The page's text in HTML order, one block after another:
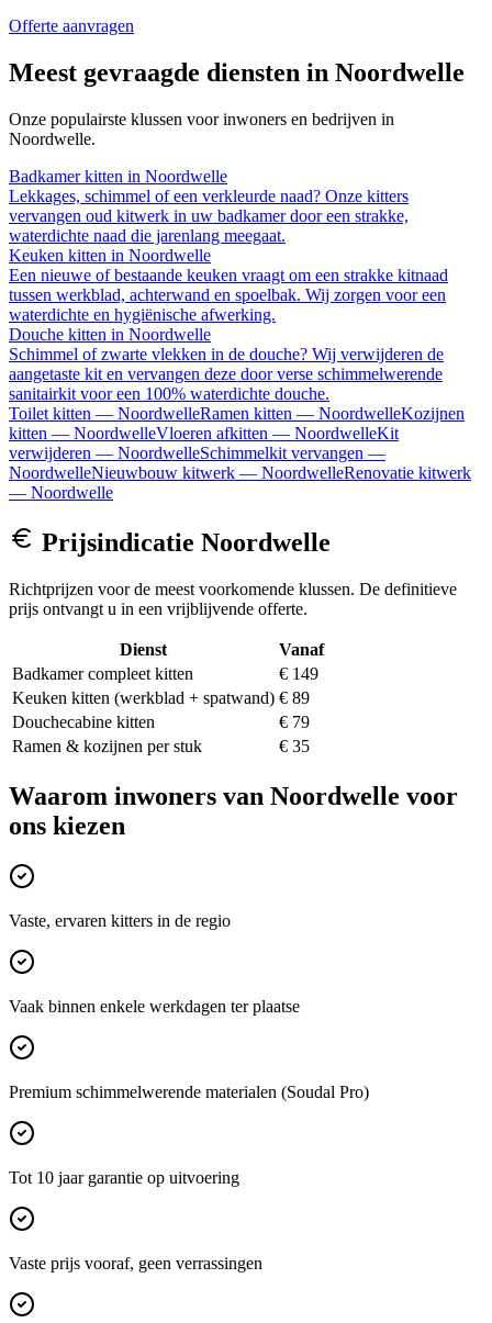
Offerte aanvragen
Meest gevraagde diensten in Noordwelle
Onze populairste klussen voor inwoners en bedrijven in
Noordwelle.
Badkamer kitten in Noordwelle
Lekkages, schimmel of een verkleurde naad? Onze kitters
vervangen oud kitwerk in uw badkamer door een strakke,
waterdichte naad die jarenlang meegaat.
Keuken kitten in Noordwelle
Een nieuwe of bestaande keuken vraagt om een strakke kitnaad
tussen werkblad, achterwand en spoelbak. Wij zorgen voor een
waterdichte en hygiënische afwerking.
Douche kitten in Noordwelle
Schimmel of zwarte vlekken in de douche? Wij verwijderen de
aangetaste kit en vervangen deze door verse schimmelwerende
sanitairkit voor een 100% waterdichte douche.
Toilet kitten — NoordwelleRamen kitten — NoordwelleKozijnen
kitten — NoordwelleVloeren afkitten — NoordwelleKit
verwijderen — NoordwelleSchimmelkit vervangen —
NoordwelleNieuwbouw kitwerk — NoordwelleRenovatie kitwerk
— Noordwelle
Prijsindicatie Noordwelle
Richtprijzen voor de meest voorkomende klussen. De definitieve
prijs ontvangt u in een vrijblijvende offerte.
Dienst
Vanaf
Badkamer compleet kitten
€ 149
Keuken kitten (werkblad + spatwand) € 89
Douchecabine kitten
€ 79
Ramen & kozijnen per stuk
€ 35
Waarom inwoners van Noordwelle voor
ons kiezen
Vaste, ervaren kitters in de regio
Vaak binnen enkele werkdagen ter plaatse
Premium schimmelwerende materialen (Soudal Pro)
Tot 10 jaar garantie op uitvoering
Vaste prijs vooraf, geen verrassingen